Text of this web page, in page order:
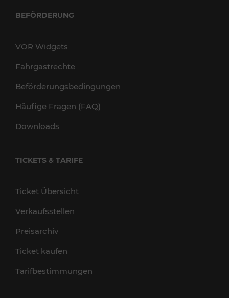
BEFÖRDERUNG
VOR Widgets
Fahrgastrechte
Beförderungsbedingungen
Häufige Fragen (FAQ)
Downloads
TICKETS & TARIFE
Ticket Übersicht
Verkaufsstellen
Preisarchiv
Ticket kaufen
Tarifbestimmungen